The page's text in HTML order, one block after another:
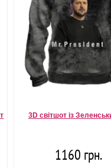
3D світшот із
1160 грн.